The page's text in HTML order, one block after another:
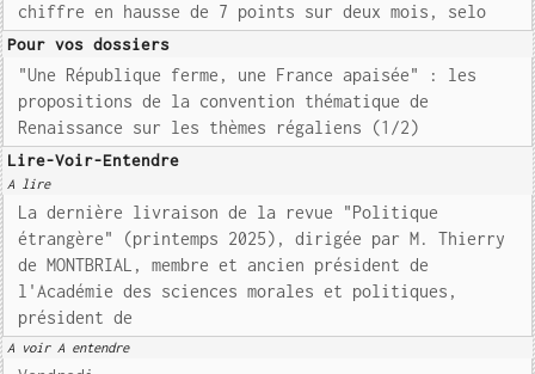
chiffre en hausse de 7 points sur deux mois, selo
Pour vos dossiers
"Une République ferme, une France apaisée" : les
propositions de la convention thématique de
Renaissance sur les thèmes régaliens (1/2)
Lire-Voir-Entendre
A lire
La dernière livraison de la revue "Politique
étrangère" (printemps 2025), dirigée par M. Thierry
de MONTBRIAL, membre et ancien président de
l'Académie des sciences morales et politiques,
président de
A voir A entendre